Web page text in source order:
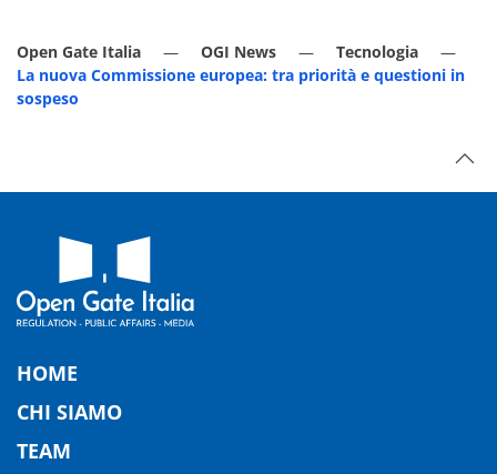
Open Gate Italia OGI News
Tecnologia
La nuova Commissione europea: tra priorità e questioni in
sospeso
HOME
CHI SIAMO
TEAM